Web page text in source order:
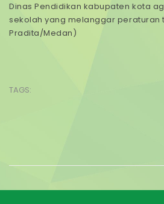
Dinas Pendidikan kabupaten kota
sekolah yang melanggar peraturan
Pradita/Medan)
TAGS: